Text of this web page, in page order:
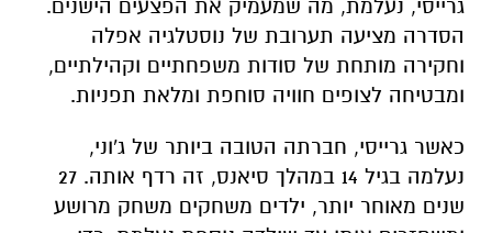
גרייסי, נעלמת, מה שמעמיק את הפצעים הישנים.
הסדרה מציעה תערובת של נוסטלגיה אפלה
וחקירה מותחת של סודות משפחתיים וקהילתיים,
ומבטיחה לצופים חוויה סוחפת ומלאת תפניות.
כאשר גרייסי, חברתה הטובה ביותר של ג'וני,
נעלמה בגיל 14 במהלך סיאנס, זה רדף אותה. 27
שנים מאוחר יותר, ילדים משחקים משחק מרושע